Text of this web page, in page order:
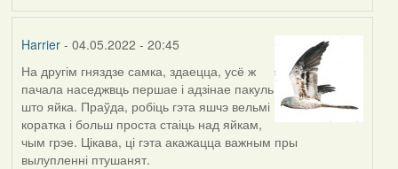
Harrier- 04.05.2022 - 20:45
На другім гняздзе самка, здаецца, усё ж
пачала наседжвць першае і адзінае пакуль
што яйка. Праўда, робіць гэта яшчэ вельмі
коратка і больш проста стаіць над яйкам,
чым грэе. Цікава, ці гэта акажацца важным пры
вылупленні птушанят.